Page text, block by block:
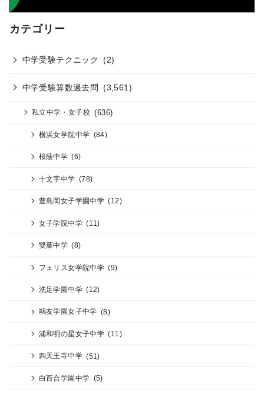
カテゴリー
中学受験テクニック (2)
中学受験算数過去問 (3,561)
私立中学・女子校 (636)
横浜女学院中学 (84)
桜蔭中学 (6)
十文字中学 (78)
豊島岡女子学園中学 (12)
女子学院中学 (11)
雙葉中学 (8)
フェリス女学院中学 (9)
洗足学園中学 (12)
鷗友学園女子中学 (8)
浦和明の星女子中学 (11)
四天王寺中学 (51)
白百合学園中学 (5)